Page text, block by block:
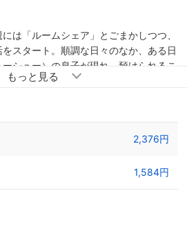
は「ルームシェア」とごまかしつつ、
スタート。順調な日々のなか、ある日
シュー）の息子が現れ、預けられるこ
戸惑いながら相手をするが、無邪気に
をかけるように、拓は俊晞に突然「別
2,376円
1,584円